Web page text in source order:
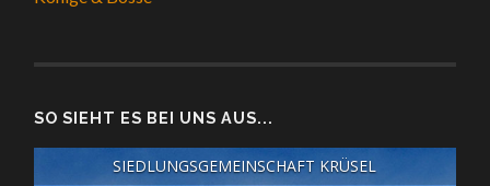
SO SIEHT ES BEI UNS AUS...
SIEDLUNGSGEMEINSCHAFT KRÜSEL